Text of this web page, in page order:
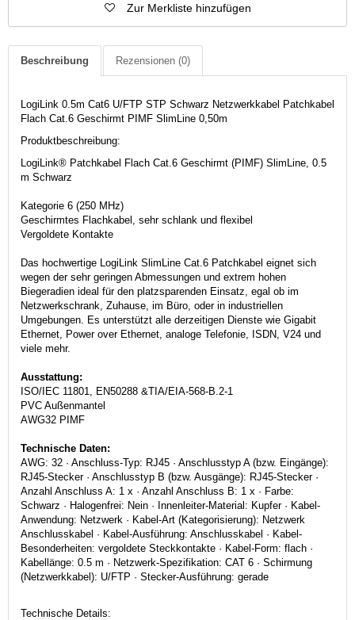
Zur Merkliste hinzufügen
Beschreibung Rezensionen (0)
LogiLink 0.5m Cat6 U/FTP STP Schwarz Netzwerkkabel Patchkabel
Flach Cat.6 Geschirmt PIMF SlimLine 0,50m
Produktbeschreibung:
LogiLink® Patchkabel Flach Cat.6 Geschirmt (PIMF) SlimLine, 0.5
m Schwarz
Kategorie 6 (250 MHz)
Geschirmtes Flachkabel, sehr schlank und flexibel
Vergoldete Kontakte
Das hochwertige LogiLink SlimLine Cat.6 Patchkabel eignet sich
wegen der sehr geringen Abmessungen und extrem hohen
Biegeradien ideal für den platzsparenden Einsatz, egal ob im
Netzwerkschrank, Zuhause, im Büro, oder in industriellen
Umgebungen. Es unterstützt alle derzeitigen Dienste wie Gigabit
Ethernet, Power over Ethernet, analoge Telefonie, ISDN, V24 und
viele mehr.
Ausstattung:
ISO/IEC 11801, EN50288 &TIA/EIA-568-B.2-1
PVC Außenmantel
AWG32 PIMF
Technische Daten:
AWG: 32 · Anschluss-Typ: RJ45 · Anschlusstyp A (bzw. Eingänge):
RJ45-Stecker · Anschlusstyp B (bzw. Ausgänge): RJ45-Stecker ·
Anzahl Anschluss A: 1 x · Anzahl Anschluss B: 1 x · Farbe:
Schwarz · Halogenfrei: Nein · Innenleiter-Material: Kupfer · Kabel-
Anwendung: Netzwerk · Kabel-Art (Kategorisierung): Netzwerk
Anschlusskabel · Kabel-Ausführung: Anschlusskabel · Kabel-
Besonderheiten: vergoldete Steckkontakte · Kabel-Form: flach ·
Kabellänge: 0.5 m · Netzwerk-Spezifikation: CAT 6 · Schirmung
(Netzwerkkabel): U/FTP · Stecker-Ausführung: gerade
Technische Details: